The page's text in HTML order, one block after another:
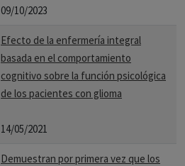
09/10/2023
Efecto de la enfermería integral
basada en el comportamiento
cognitivo sobre la función psicológica
de los pacientes con glioma
14/05/2021
Demuestran por primera vez que los